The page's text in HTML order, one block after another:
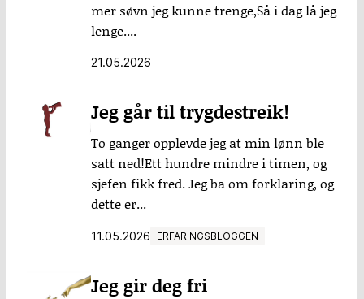
mer søvn jeg kunne trenge,Så i dag lå jeg
lenge....
21.05.2026
Jeg går til trygdestreik!
To ganger opplevde jeg at min lønn ble
satt ned!Ett hundre mindre i timen, og
sjefen fikk fred. Jeg ba om forklaring, og
dette er...
11.05.2026 ERFARINGSBLOGGEN
Jeg gir deg fri